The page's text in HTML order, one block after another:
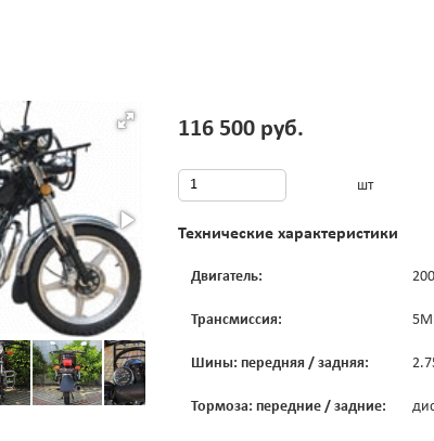
116 500 руб.
шт
Технические характеристики
Двигатель:
Трансмиссия:
Шины: передняя / задняя:
Тормоза: передние / задние: